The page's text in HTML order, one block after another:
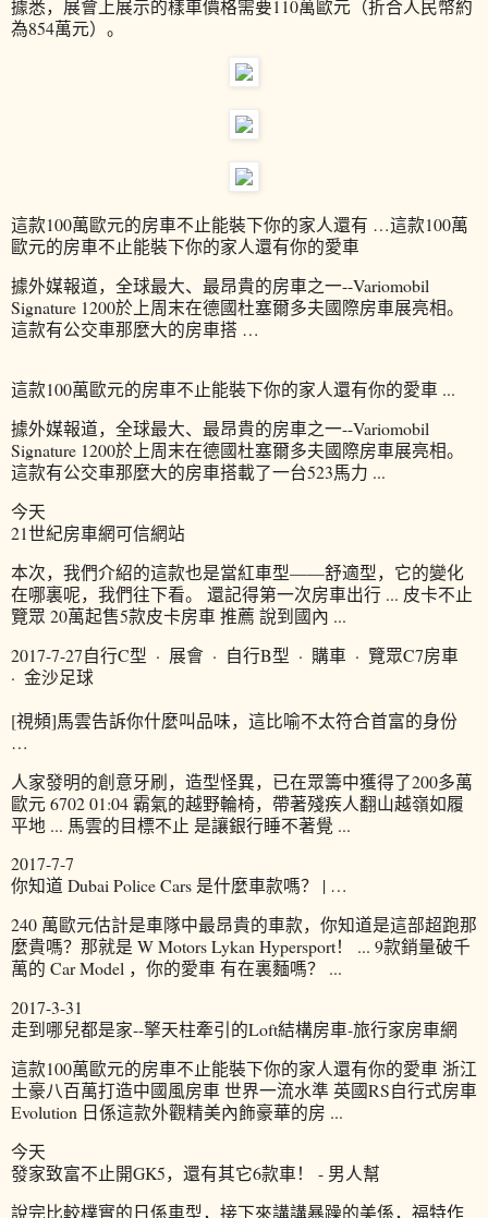
據悉，展會上展示的樣車價格需要110萬歐元（折合人民幣約
為854萬元）。
這款100萬歐元的房車不止能裝下你的家人還有 …這款100萬
歐元的房車不止能裝下你的家人還有你的愛車
據外媒報道，全球最大、最昂貴的房車之一--Variomobil
Signature 1200於上周末在德國杜塞爾多夫國際房車展亮相。
這款有公交車那麼大的房車搭 …
這款100萬歐元的房車不止能裝下你的家人還有你的愛車 ...
據外媒報道，全球最大、最昂貴的房車之一--Variomobil
Signature 1200於上周末在德國杜塞爾多夫國際房車展亮相。
這款有公交車那麼大的房車搭載了一台523馬力 ...
今天
21世紀房車網可信網站
本次，我們介紹的這款也是當紅車型——舒適型，它的變化
在哪裏呢，我們往下看。 還記得第一次房車出行 ... 皮卡不止
覽眾 20萬起售5款皮卡房車 推薦 說到國內 ...
2017-7-27自行C型 · 展會 · 自行B型 · 購車 · 覽眾C7房車
· 金沙足球
[視頻]馬雲告訴你什麼叫品味，這比喻不太符合首富的身份
…
人家發明的創意牙刷，造型怪異，已在眾籌中獲得了200多萬
歐元 6702 01:04 霸氣的越野輪椅，帶著殘疾人翻山越嶺如履
平地 ... 馬雲的目標不止 是讓銀行睡不著覺 ...
2017-7-7
你知道 Dubai Police Cars 是什麼車款嗎？ | …
240 萬歐元估計是車隊中最昂貴的車款，你知道是這部超跑那
麼貴嗎？那就是 W Motors Lykan Hypersport！ ... 9款銷量破千
萬的 Car Model ，你的愛車 有在裏麵嗎？ ...
2017-3-31
走到哪兒都是家--擎天柱牽引的Loft結構房車-旅行家房車網
這款100萬歐元的房車不止能裝下你的家人還有你的愛車 浙江
土豪八百萬打造中國風房車 世界一流水準 英國RS自行式房車
Evolution 日係這款外觀精美內飾豪華的房 ...
今天
發家致富不止開GK5，還有其它6款車！ - 男人幫
說完比較樸實的日係車型，接下來講講暴躁的美係，福特作